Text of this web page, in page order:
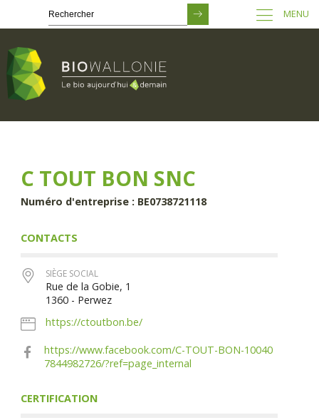
principal
MENU
C TOUT BON SNC
Numéro d'entreprise : BE0738721118
CONTACTS
SIÈGE SOCIAL
Rue de la Gobie, 1
1360 - Perwez
https://ctoutbon.be/
https://www.facebook.com/C-TOUT-BON-10040
7844982726/?ref=page_internal
CERTIFICATION